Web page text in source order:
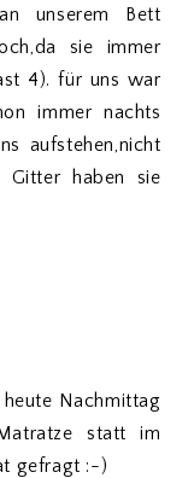
unserem Bett
sie immer
4). für uns war
immer nachts
aufstehen,nicht
Gitter haben sie
Nachmittag
statt im
gefragt :-)